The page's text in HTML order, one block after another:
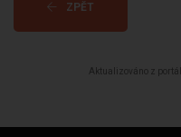
ZPĚT
Aktualizováno z